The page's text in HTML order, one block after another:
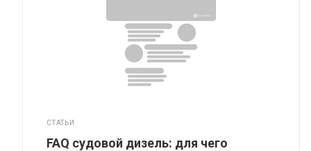
СТАТЬИ
FAQ судовой дизель: для чего